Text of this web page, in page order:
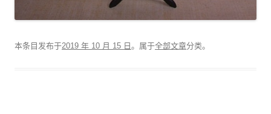
本条目发布于2019 年 10 月 15 日 。属于全部文章分类。